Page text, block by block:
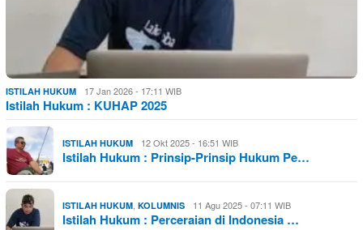
ISTILAH HUKUM 17 Jan 2026 - 17:11 WIB
Istilah Hukum : KUHAP 2025
ISTILAH HUKUM 12 Okt 2025 - 16:51 WIB
Istilah Hukum : Prinsip-Prinsip Hukum Pe…
ISTILAH HUKUM, KOLUMNIS 11 Agu 2025 - 07:11 WIB
Istilah Hukum : Perceraian di Indonesia …